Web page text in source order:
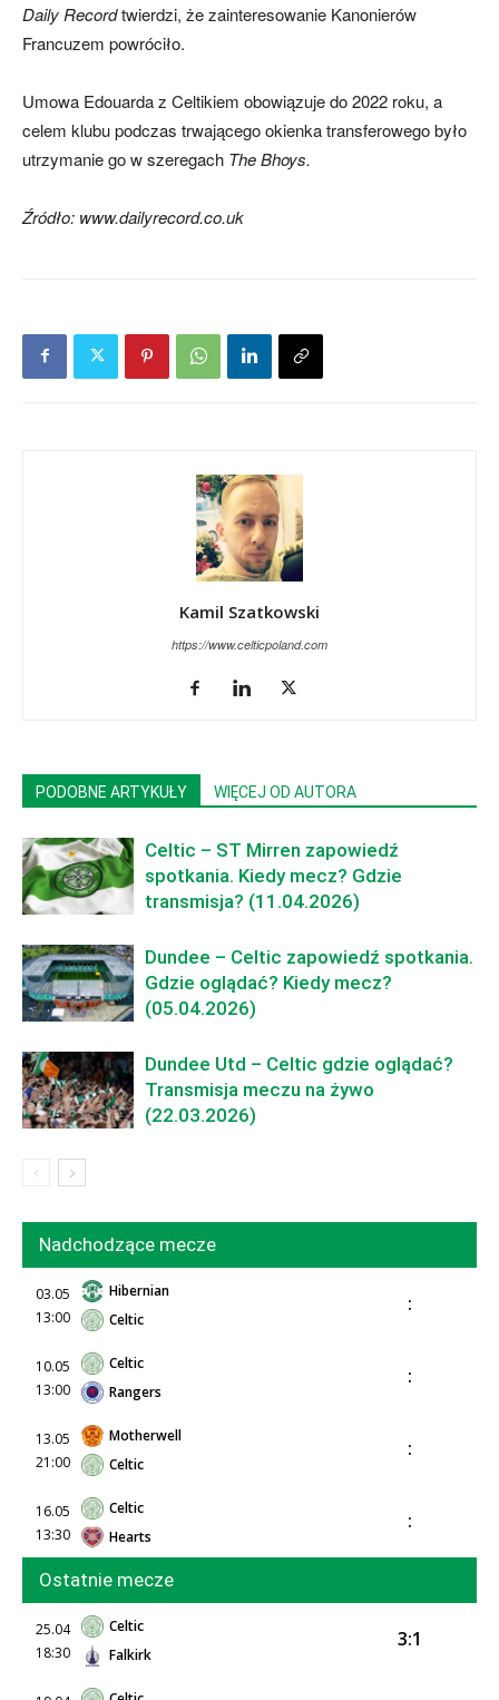
Daily Recordtwierdzi, że zainteresowanie Kanonierów
Francuzem powróciło.
Umowa Edouarda z Celtikiem obowiązuje do 2022 roku, a
celem klubu podczas trwającego okienka transferowego było
utrzymanie go w szeregach The Bhoys.
Źródło: www.dailyrecord.co.uk
Kamil Szatkowski
https://www.celticpoland.com
PODOBNE ARTYKUŁY WIĘCEJ OD AUTORA
Celtic – ST Mirren zapowiedź
spotkania. Kiedy mecz? Gdzie
transmisja? (11.04.2026)
Dundee – Celtic zapowiedź spotkania.
Gdzie oglądać? Kiedy mecz?
(05.04.2026)
Dundee Utd – Celtic gdzie oglądać?
Transmisja meczu na żywo
(22.03.2026)
Nadchodzące mecze
03.05
13:00
Hibernian
Celtic
:
10.05
13:00
Celtic
Rangers
:
13.05
21:00
Motherwell
Celtic
:
16.05
13:30
Celtic
Hearts
:
Ostatnie mecze
25.04
18:30
Celtic
Falkirk
3:1